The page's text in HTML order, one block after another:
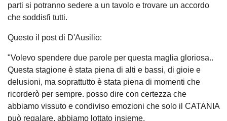
parti si potranno sedere a un tavolo e trovare un accordo
che soddisfi tutti.
Questo il post di D'Ausilio:
"Volevo spendere due parole per questa maglia gloriosa..
Questa stagione è stata piena di alti e bassi, di gioie e
delusioni, ma soprattutto è stata piena di momenti che
ricorderò per sempre. posso dire con certezza che
abbiamo vissuto e condiviso emozioni che solo il CATANIA
può regalare. abbiamo lottato insieme.